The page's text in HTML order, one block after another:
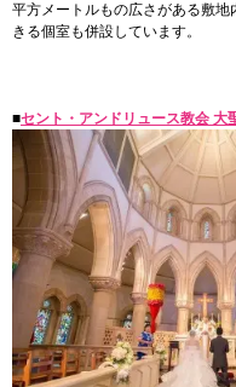
平方メートルもの広さがある敷
きる個室も併設しています。
■セント・アンドリュース教会 大